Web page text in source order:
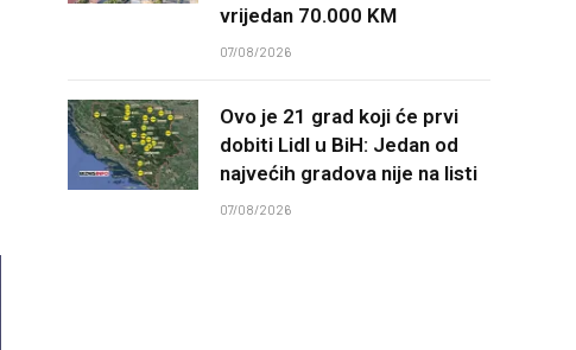
vrijedan 70.000 KM
07/08/2026
Ovo je 21 grad koji će prvi
dobiti Lidl u BiH: Jedan od
najvećih gradova nije na listi
07/08/2026